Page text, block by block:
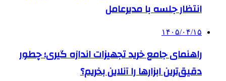
انتظار جلسه با مدیرعامل
۱۴۰۵/۰۴/۱۵
راهنمای جامع خرید تجهیزات اندازه گیری؛ چطور
دقیق‌ترین ابزارها را آنلاین بخریم؟